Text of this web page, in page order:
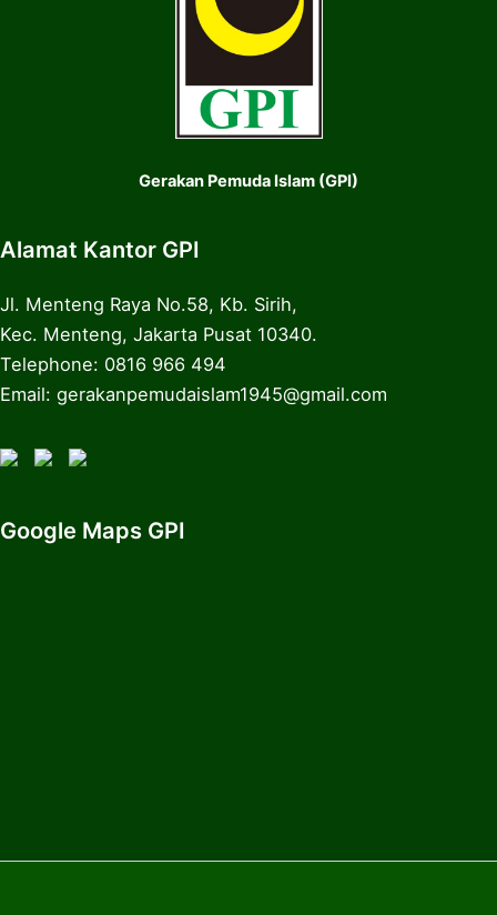
Gerakan Pemuda Islam (GPI)
Alamat Kantor GPI
Jl. Menteng Raya No.58, Kb. Sirih,
Kec. Menteng, Jakarta Pusat 10340.
Telephone: 0816 966 494
Email: gerakanpemudaislam1945@gmail.com
Google Maps GPI